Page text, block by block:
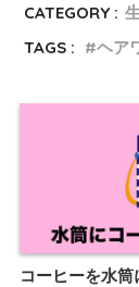
CATEGORY :
TAGS :
ヘア
コーヒーを水